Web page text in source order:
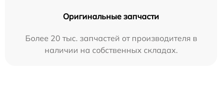
Оригинальные запчасти
Более 20 тыс. запчастей от производителя в
наличии на собственных складах.